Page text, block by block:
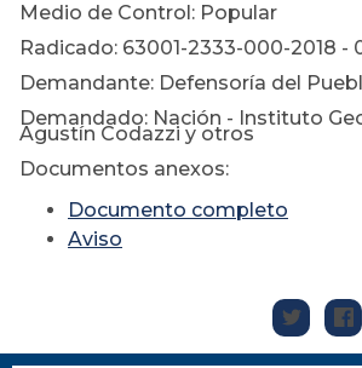
Medio de Control: Popular
Radicado: 63001-2333-000-2018 -
Demandante: Defensoría del
Demandado: Nación - Instituto
Agustín Codazzi y otros
Documentos anexos:
Documento completo
Aviso